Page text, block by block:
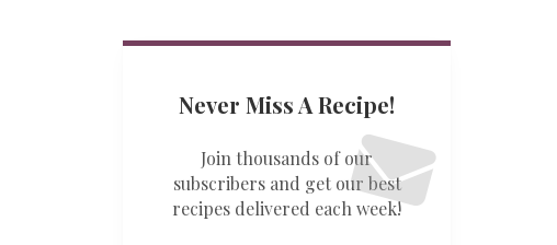
Never Miss A Recipe!
Join thousands of our
subscribers and get our best
recipes delivered each week!